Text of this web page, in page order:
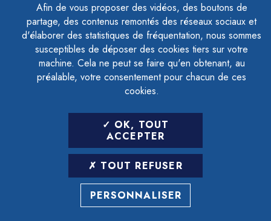
Afin de vous proposer des vidéos, des boutons de
partage, des contenus remontés des réseaux sociaux et
d'élaborer des statistiques de fréquentation, nous sommes
susceptibles de déposer des cookies tiers sur votre
machine. Cela ne peut se faire qu'en obtenant, au
préalable, votre consentement pour chacun de ces
cookies.
OK, TOUT
ACCEPTER
TOUT REFUSER
PERSONNALISER
ACCESSIBILITÉ - PARTIELLEMENT CONFORME
PLAN DU SITE
MENTIONS LÉGALES
CONTACTER LE DÉLÉGUÉ À LA PROTECTION DES DONNÉES
GESTION DES COOKIES
LETTRE D'INFORMATION
SAISIR VOTRE ADRESSE E-MAIL
POUR VOUS INSCRIRE :
ARCHIVES DÉSINSCRIPTION